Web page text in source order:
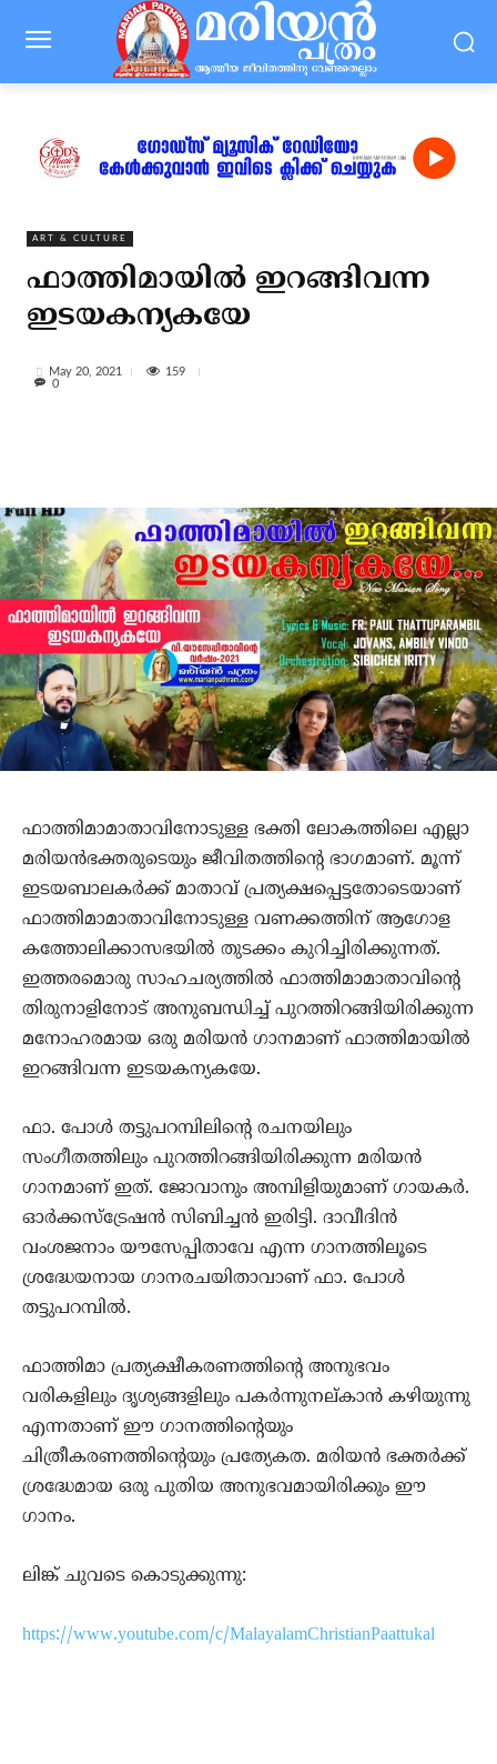
ART & CULTURE
ഫാത്തിമായില്‍ ഇറങ്ങിവന്ന
ഇടയകന്യകയേ
May 20, 2021
159
0
ഫാത്തിമാമാതാവിനോടുള്ള ഭക്തി ലോകത്തിലെ എല്ലാ
മരിയന്‍ഭക്തരുടെയും ജീവിതത്തിന്റെ ഭാഗമാണ്. മൂന്ന്
ഇടയബാലകര്‍ക്ക് മാതാവ് പ്രത്യക്ഷപ്പെട്ടതോടെയാണ്
ഫാത്തിമാമാതാവിനോടുള്ള വണക്കത്തിന് ആഗോള
കത്തോലിക്കാസഭയില്‍ തുടക്കം കുറിച്ചിരിക്കുന്നത്.
ഇത്തരമൊരു സാഹചര്യത്തില്‍ ഫാത്തിമാമാതാവിന്റെ
തിരുനാളിനോട് അനുബന്ധിച്ച് പുറത്തിറങ്ങിയിരിക്കുന്ന
മനോഹരമായ ഒരു മരിയന്‍ ഗാനമാണ് ഫാത്തിമായില്‍
ഇറങ്ങിവന്ന ഇടയകന്യകയേ.
ഫാ. പോള്‍ തട്ടുപറമ്പിലിന്റെ രചനയിലും
സംഗീതത്തിലും പുറത്തിറങ്ങിയിരിക്കുന്ന മരിയന്‍
ഗാനമാണ് ഇത്. ജോവാനും അമ്പിളിയുമാണ് ഗായകര്‍.
ഓര്‍ക്കസ്‌ട്രേഷന്‍ സിബിച്ചന്‍ ഇരിട്ടി. ദാവീദിന്‍
വംശജനാം യൗസേപ്പിതാവേ എന്ന ഗാനത്തിലൂടെ
ശ്രദ്ധേയനായ ഗാനരചയിതാവാണ് ഫാ. പോള്‍
തട്ടുപറമ്പില്‍.
ഫാത്തിമാ പ്രത്യക്ഷീകരണത്തിന്റെ അനുഭവം
വരികളിലും ദൃശ്യങ്ങളിലും പകര്‍ന്നുനല്കാന്‍ കഴിയുന്നു
എന്നതാണ് ഈ ഗാനത്തിന്റെയും
ചിത്രീകരണത്തിന്റെയും പ്രത്യേകത. മരിയന്‍ ഭക്തര്‍ക്ക്
ശ്രദ്ധേമായ ഒരു പുതിയ അനുഭവമായിരിക്കും ഈ
ഗാനം.
ലിങ്ക് ചുവടെ കൊടുക്കുന്നു:
https://www.youtube.com/c/MalayalamChristianPaattukal